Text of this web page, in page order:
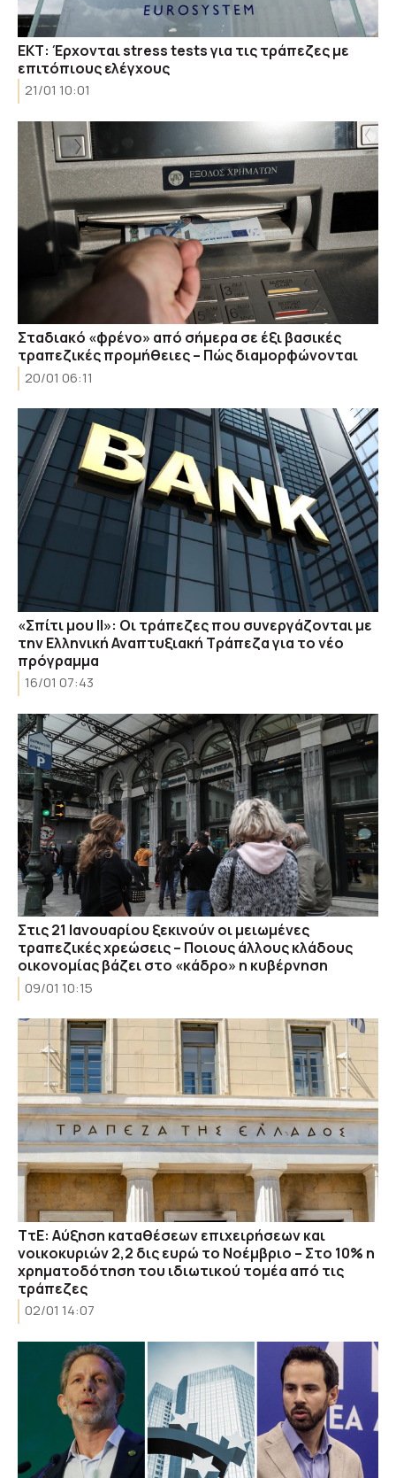
ΕΚΤ: Έρχονται stress tests για τις τράπεζες με
επιτόπιους ελέγχους
21/01 10:01
Σταδιακό «φρένο» από σήμερα σε έξι βασικές
τραπεζικές προμήθειες – Πώς διαμορφώνονται
20/01 06:11
«Σπίτι μου ΙΙ»: Οι τράπεζες που συνεργάζονται με
την Ελληνική Αναπτυξιακή Τράπεζα για το νέο
πρόγραμμα
16/01 07:43
Στις 21 Ιανουαρίου ξεκινούν οι μειωμένες
τραπεζικές χρεώσεις – Ποιους άλλους κλάδους
οικονομίας βάζει στο «κάδρο» η κυβέρνηση
09/01 10:15
ΤτΕ: Αύξηση καταθέσεων επιχειρήσεων και
νοικοκυριών 2,2 δις ευρώ το Νοέμβριο – Στο 10% η
χρηματοδότηση του ιδιωτικού τομέα από τις
τράπεζες
02/01 14:07